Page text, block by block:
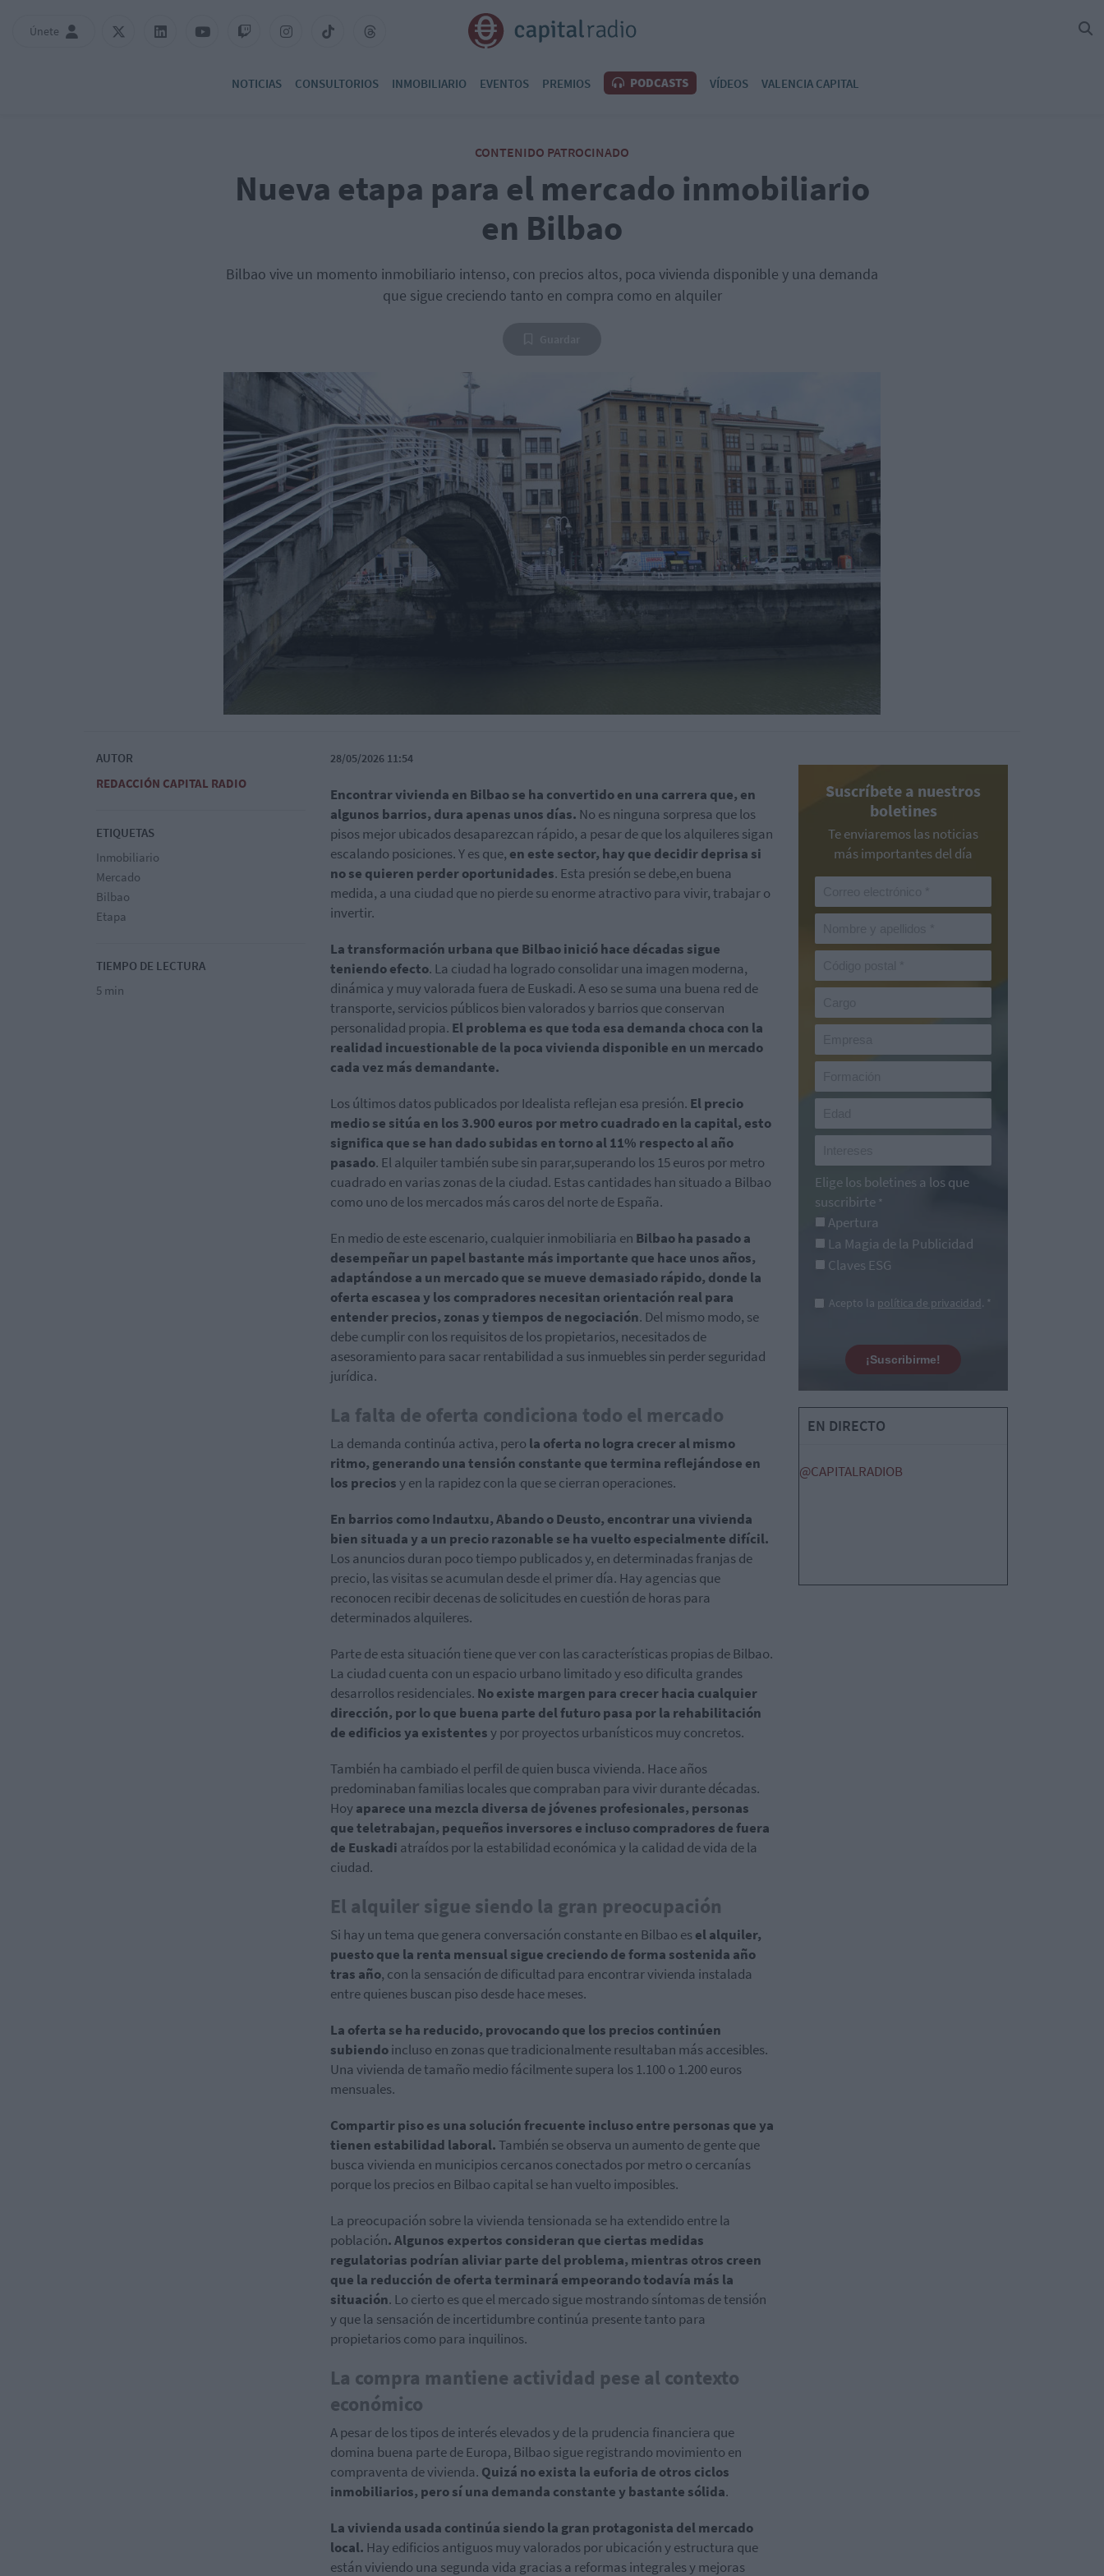
Únete
NOTICIAS CONSULTORIOS INMOBILIARIO EVENTOS PREMIOS PODCASTS VÍDEOS VALENCIA CAPITAL
CONTENIDO PATROCINADO
Nueva etapa para el mercado inmobiliario
en Bilbao
Bilbao vive un momento inmobiliario intenso, con precios altos, poca vivienda disponible y una demanda
que sigue creciendo tanto en compra como en alquiler
AUTOR
REDACCIÓN CAPITAL RADIO
ETIQUETAS
Inmobiliario
Mercado
Bilbao
Etapa
TIEMPO DE LECTURA
5 min
28/05/2026 11:54
Encontrar vivienda en Bilbao se ha convertido en una carrera que, en
algunos barrios, dura apenas unos días. No es ninguna sorpresa que los
pisos mejor ubicados desaparezcan rápido, a pesar de que los alquileres sigan
escalando posiciones. Y es que, en este sector, hay que decidir deprisa si
no se quieren perder oportunidades. Esta presión se debe,en buena
medida, a una ciudad que no pierde su enorme atractivo para vivir, trabajar o
invertir.
La transformación urbana que Bilbao inició hace décadas sigue
teniendo efecto. La ciudad ha logrado consolidar una imagen moderna,
dinámica y muy valorada fuera de Euskadi. A eso se suma una buena red de
transporte, servicios públicos bien valorados y barrios que conservan
personalidad propia. El problema es que toda esa demanda choca con la
realidad incuestionable de la poca vivienda disponible en un mercado
cada vez más demandante.
Los últimos datos publicados por Idealista reflejan esa presión. El precio
medio se sitúa en los 3.900 euros por metro cuadrado en la capital, esto
significa que se han dado subidas en torno al 11% respecto al año
pasado. El alquiler también sube sin parar,superando los 15 euros por metro
cuadrado en varias zonas de la ciudad. Estas cantidades han situado a Bilbao
como uno de los mercados más caros del norte de España.
En medio de este escenario, cualquier inmobiliaria en Bilbao ha pasado a
desempeñar un papel bastante más importante que hace unos años,
adaptándose a un mercado que se mueve demasiado rápido, donde la
oferta escasea y los compradores necesitan orientación real para
entender precios, zonas y tiempos de negociación. Del mismo modo, se
debe cumplir con los requisitos de los propietarios, necesitados de
asesoramiento para sacar rentabilidad a sus inmuebles sin perder seguridad
jurídica.
La falta de oferta condiciona todo el mercado
La demanda continúa activa, pero la oferta no logra crecer al mismo
ritmo, generando una tensión constante que termina reflejándose en
los preciosy en la rapidez con la que se cierran operaciones.
En barrios como Indautxu, Abando o Deusto, encontrar una vivienda
bien situada y a un precio razonable se ha vuelto especialmente difícil.
Los anuncios duran poco tiempo publicados y, en determinadas franjas de
precio, las visitas se acumulan desde el primer día. Hay agencias que
reconocen recibir decenas de solicitudes en cuestión de horas para
determinados alquileres.
Parte de esta situación tiene que ver con las características propias de Bilbao.
La ciudad cuenta con un espacio urbano limitado y eso dificulta grandes
desarrollos residenciales. No existe margen para crecer hacia cualquier
dirección, por lo que buena parte del futuro pasa por la rehabilitación
de edificios ya existentesy por proyectos urbanísticos muy concretos.
También ha cambiado el perfil de quien busca vivienda. Hace años
predominaban familias locales que compraban para vivir durante décadas.
Hoyaparece una mezcla diversa de jóvenes profesionales, personas
que teletrabajan, pequeños inversores e incluso compradores de fuera
de Euskadi atraídos por la estabilidad económica y la calidad de vida de la
ciudad.
El alquiler sigue siendo la gran preocupación
Si hay un tema que genera conversación constante en Bilbao esel alquiler,
puesto que la renta mensual sigue creciendo de forma sostenida año
tras año, con la sensación de dificultad para encontrar vivienda instalada
entre quienes buscan piso desde hace meses.
La oferta se ha reducido, provocando que los precios continúen
subiendoincluso en zonas que tradicionalmente resultaban más accesibles.
Una vivienda de tamaño medio fácilmente supera los 1.100 o 1.200 euros
mensuales.
Compartir piso es una solución frecuente incluso entre personas que ya
tienen estabilidad laboral.También se observa un aumento de gente que
busca vivienda en municipios cercanos conectados por metro o cercanías
porque los precios en Bilbao capital se han vuelto imposibles.
La preocupación sobre la vivienda tensionada se ha extendido entre la
población. Algunos expertos consideran que ciertas medidas
regulatorias podrían aliviar parte del problema, mientras otros creen
que la reducción de oferta terminará empeorando todavía más la
situación. Lo cierto es que el mercado sigue mostrando síntomas de tensión
y que la sensación de incertidumbre continúa presente tanto para
propietarios como para inquilinos.
La compra mantiene actividad pese al contexto
económico
A pesar de los tipos de interés elevados y de la prudencia financiera que
domina buena parte de Europa, Bilbao sigue registrando movimiento en
compraventa de vivienda. Quizá no exista la euforia de otros ciclos
inmobiliarios, pero sí una demanda constante y bastante sólida.
La vivienda usada continúa siendo la gran protagonista del mercado
local. Hay edificios antiguos muy valorados por ubicación y estructura que
están viviendo una segunda vida gracias a reformas integrales y mejoras
Suscríbete a nuestros
boletines
Te enviaremos las noticias
más importantes del día
Elige los boletines a los que
suscribirte *
Apertura
La Magia de la Publicidad
Claves ESG
Acepto la política de privacidad. *
¡Suscribirme!
EN DIRECTO
@CAPITALRADIOB